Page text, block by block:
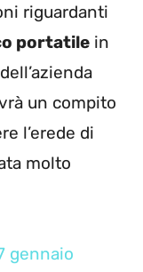
riguardanti
portatile in
un compito
l’erede di
molto
gennaio